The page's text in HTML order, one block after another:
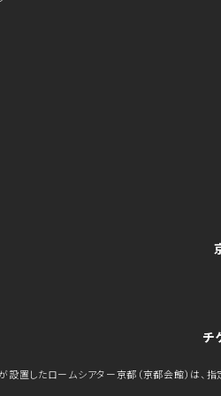
チ
設置したロームシアター京都（京都会館）は、